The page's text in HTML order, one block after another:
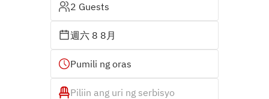
2 Guests
週六 8 8月
Pumili ng oras
Piliin ang uri ng serbisyo